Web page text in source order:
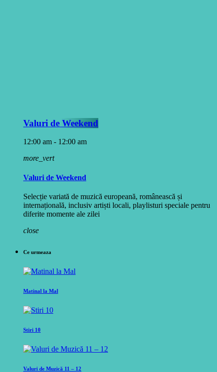
Valuri de Weekend
12:00 am - 12:00 am
more_vert
Valuri de Weekend
Selecție variată de muzică europeană, românească și
internațională, inclusiv artiști locali, playlisturi speciale pentru
diferite momente ale zilei
close
Ce urmeaza
Matinal la Mal
Stiri 10
Valuri de Muzică 11 – 12